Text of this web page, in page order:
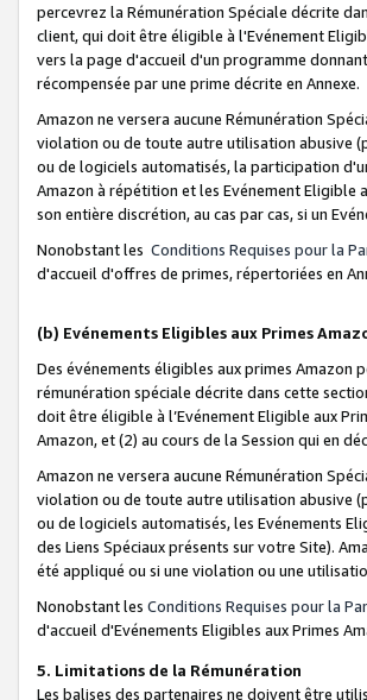
percevrez la Rémunération Spéciale décrite
client, qui doit être éligible à l'Evénement
vers la page d'accueil d'un programme
récompensée par une prime décrite en Annexe.
Amazon ne versera aucune Rémunération
violation ou de toute autre utilisation abusive
ou de logiciels automatisés, la participation
Amazon à répétition et les Evénement Eligible
son entière discrétion, au cas par cas, si un
Nonobstant les Conditions Requises pour la
d'accueil d'offres de primes, répertoriées en
(b) Evénements Eligibles aux Primes
Des événements éligibles aux primes Amazon
rémunération spéciale décrite dans cette
doit être éligible à l’Evénement Eligible aux
Amazon, et (2) au cours de la Session qui en
Amazon ne versera aucune Rémunération
violation ou de toute autre utilisation abusive
ou de logiciels automatisés, les Evénements
des Liens Spéciaux présents sur votre Site).
été appliqué ou si une violation ou une
Nonobstant les Conditions Requises pour la
d'accueil d'Evénements Eligibles aux Primes
5. Limitations de la Rémunération
Les balises des partenaires ne doivent être